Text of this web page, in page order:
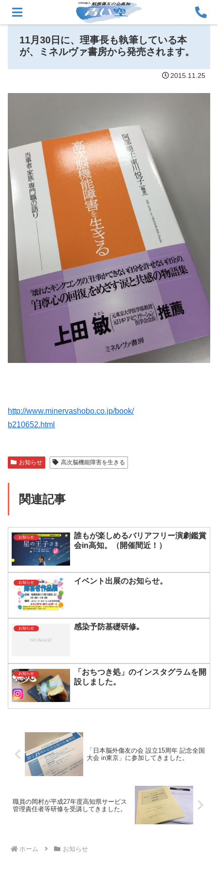
11月30日に、理事長も執筆している本
が、ミネルヴァ書房から発売されます。
2015.11.25
http://www.minervashobo.co.jp/book/
b210652.html
お知らせ 高次脳機能障害を生きる
関連記事
お知らせ
誰もが楽しめるバリアフリー演劇鑑賞
会in高知。（開催間近！）
お知らせ イベント出展のお知らせ。
お知らせ 感染予防基礎研修｡
お知らせ
「おちつき処」のインスタグラムを開
設しました。
「日本脳外傷友の会 設立15周年 記念全国
大会 in東京」に参加してきました。
職員の岡村が平成27年度高知県サービス
管理責任者等研修を受講してきました。
ホーム お知らせ